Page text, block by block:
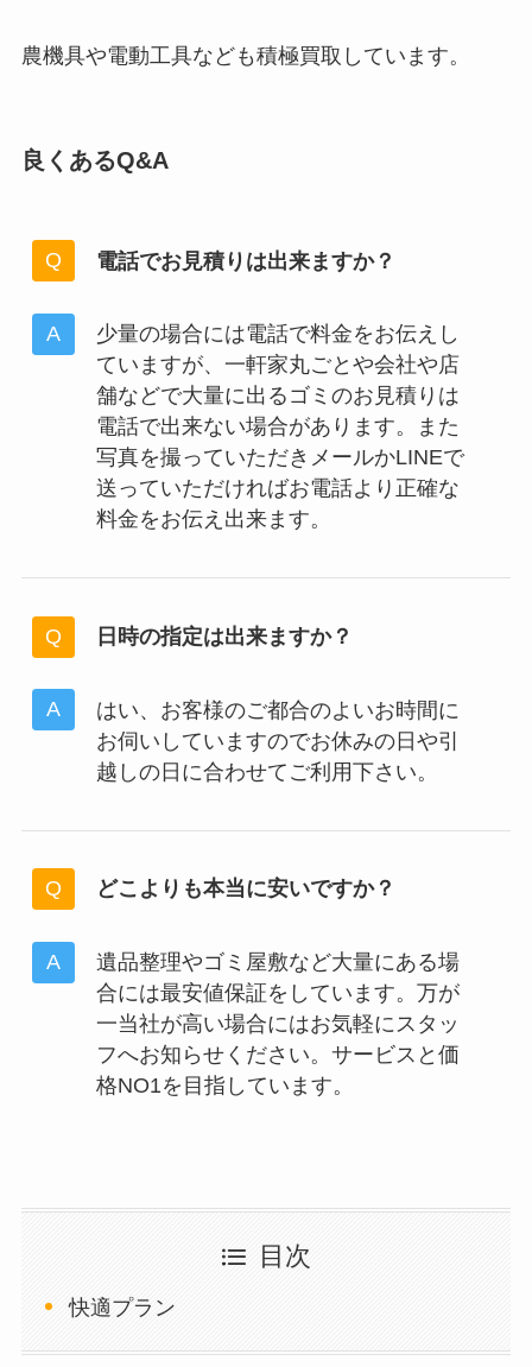
農機具や電動工具なども積極買取しています。
良くあるQ&A
電話でお見積りは出来ますか？
少量の場合には電話で料金をお伝えし
ていますが、一軒家丸ごとや会社や店
舗などで大量に出るゴミのお見積りは
電話で出来ない場合があります。また
写真を撮っていただきメールかLINEで
送っていただければお電話より正確な
料金をお伝え出来ます。
日時の指定は出来ますか？
はい、お客様のご都合のよいお時間に
お伺いしていますのでお休みの日や引
越しの日に合わせてご利用下さい。
どこよりも本当に安いですか？
遺品整理やゴミ屋敷など大量にある場
合には最安値保証をしています。万が
一当社が高い場合にはお気軽にスタッ
フへお知らせください。サービスと価
格NO1を目指しています。
目次
快適プラン